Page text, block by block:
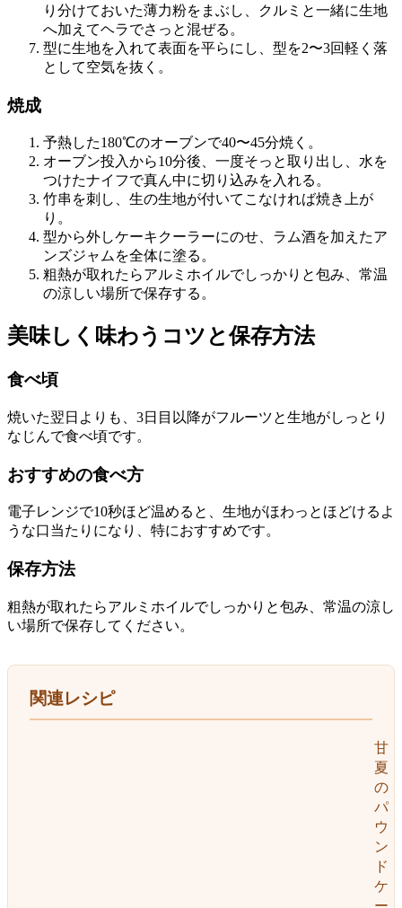
り分けておいた薄力粉をまぶし、クルミと一緒に生地
へ加えてヘラでさっと混ぜる。
型に生地を入れて表面を平らにし、型を2〜3回軽く落
として空気を抜く。
焼成
予熱した180℃のオーブンで40〜45分焼く。
オーブン投入から10分後、一度そっと取り出し、水を
つけたナイフで真ん中に切り込みを入れる。
竹串を刺し、生の生地が付いてこなければ焼き上が
り。
型から外しケーキクーラーにのせ、ラム酒を加えたア
ンズジャムを全体に塗る。
粗熱が取れたらアルミホイルでしっかりと包み、常温
の涼しい場所で保存する。
美味しく味わうコツと保存方法
食べ頃
焼いた翌日よりも、3日目以降がフルーツと生地がしっとり
なじんで食べ頃です。
おすすめの食べ方
電子レンジで10秒ほど温めると、生地がほわっとほどけるよ
うな口当たりになり、特におすすめです。
保存方法
粗熱が取れたらアルミホイルでしっかりと包み、常温の涼し
い場所で保存してください。
関連レシピ
甘
夏
の
パ
ウ
ン
ド
ケ